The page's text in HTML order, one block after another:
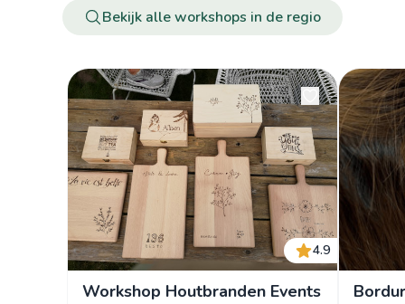
Bekijk alle workshops in de regio
4.9
Workshop Houtbranden Events